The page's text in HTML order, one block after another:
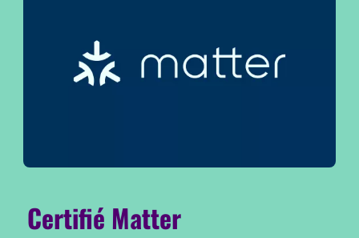
Certifié Matter